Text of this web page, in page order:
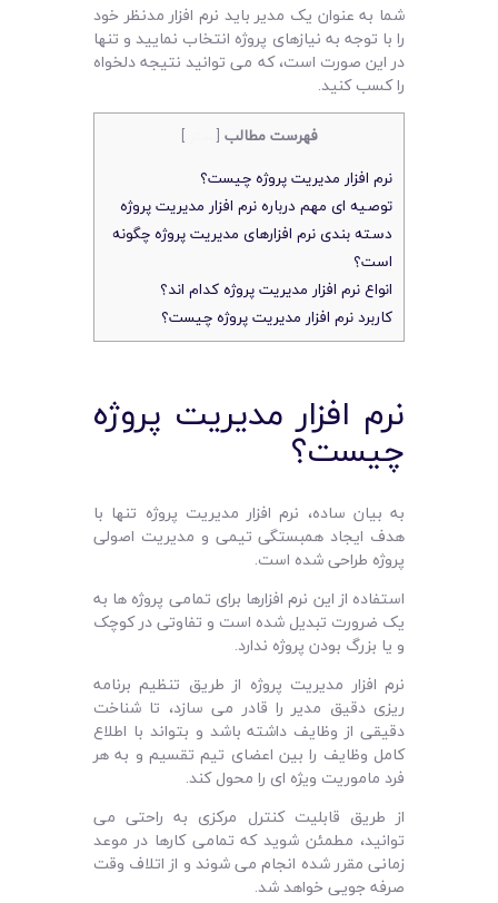
شما به عنوان یک مدیر باید نرم ‌افزار مدنظر خود
را با توجه به نیازهای پروژه انتخاب نمایید و تنها
در این صورت است، که می ‌توانید نتیجه دلخواه
را کسب کنید.
فهرست مطالب [بستن]
نرم افزار مدیریت پروژه چیست؟
توصیه ‌ای‌ مهم درباره نرم افزار مدیریت پروژه
دسته ‌بندی نرم ‌افزارهای مدیریت پروژه چگونه
است؟
انواع نرم افزار مدیریت پروژه کدام‌ اند؟
کاربرد نرم افزار مدیریت پروژه چیست؟
نرم افزار مدیریت پروژه
چیست؟
به بیان ساده، نرم‌ افزار مدیریت پروژه تنها با
هدف ایجاد همبستگی تیمی و مدیریت اصولی
پروژه طراحی شده است.
استفاده از این نرم ‌افزارها برای تمامی پروژه ها به
یک ضرورت تبدیل شده است و تفاوتی در کوچک
و یا بزرگ بودن پروژه ندارد.
نرم‌ افزار مدیریت پروژه از طریق تنظیم برنامه‌
ریزی دقیق مدیر را قادر می‌ سازد، تا شناخت
دقیقی از وظایف داشته باشد و بتواند با اطلاع
کامل وظایف را بین اعضای تیم تقسیم و به هر
فرد ماموریت ویژه ای را محول کند.
از طریق قابلیت کنترل مرکزی به راحتی می
‌توانید، مطمئن شوید که تمامی کارها در موعد
زمانی مقرر شده انجام می ‌شوند و از اتلاف وقت
صرفه جویی خواهد شد.